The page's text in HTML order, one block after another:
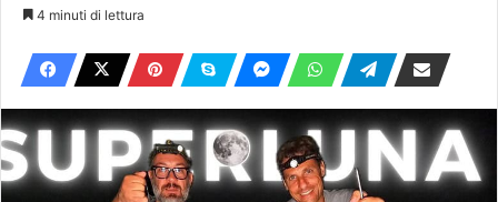
4 minuti di lettura